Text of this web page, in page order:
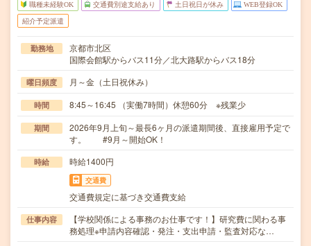
職種未経験OK 交通費別途支給あり 土日祝日が休み WEB登録OK
紹介予定派遣
勤務地
京都市北区
国際会館駅からバス11分／北大路駅からバス18分
曜日頻度 月～金（土日祝休み）
時間 8:45～16:45 （実働7時間）休憩60分 ※残業少
期間
2026年9月上旬～最長6ヶ月の派遣期間後、直接雇用予定で
す。 #9月～開始OK！
時給 時給1400円
交通費
交通費規定に基づき交通費支給
仕事内容
【学校関係による事務のお仕事です！】研究費に関わる事
務処理※申請内容確認・発注・支出申請・監査対応な…